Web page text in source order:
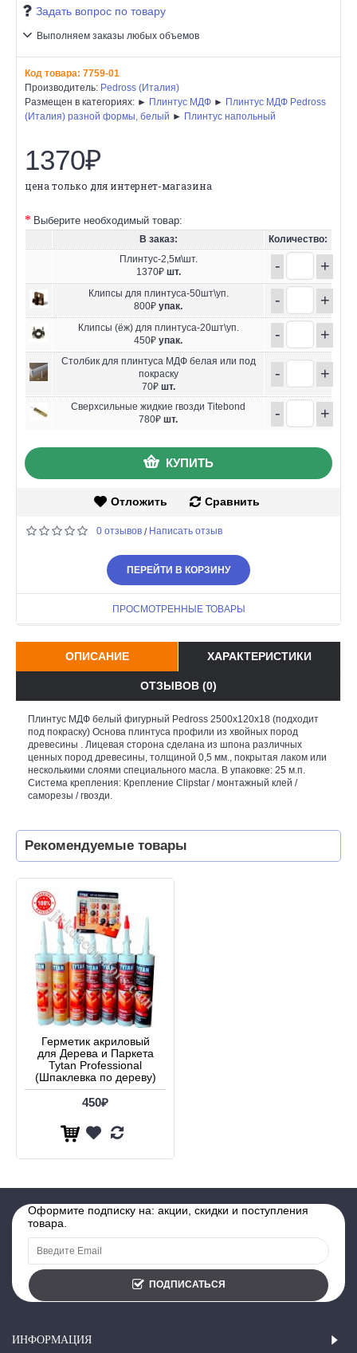
Задать вопрос по товару
Выполняем заказы любых объемов
Код товара: 7759-01
Производитель: Pedross (Италия)
Размещен в категориях: ► Плинтус МДФ ► Плинтус МДФ Pedross
(Италия) разной формы, белый ► Плинтус напольный
1370₽
цена только для интернет-магазина
Выберите необходимый товар:
В заказ:
Количество:
Плинтус-2,5м\шт.
1370₽ шт. - +
Клипсы для плинтуса-50шт\уп.
800₽ упак. - +
Клипсы (ёж) для плинтуса-20шт\уп.
450₽ упак. - +
Столбик для плинтуса МДФ белая или под
покраску
70₽ шт.
- +
Сверхсильные жидкие гвозди Titebond
780₽ шт. - +
КУПИТЬ
Отложить Сравнить
0 отзывов / Написать отзыв
ПЕРЕЙТИ В КОРЗИНУ
ПРОСМОТРЕННЫЕ ТОВАРЫ
ОПИСАНИЕ ХАРАКТЕРИСТИКИ
ОТЗЫВОВ (0)
Плинтус МДФ белый фигурный Pedross 2500х120х18 (подходит
под покраску) Основа плинтуса профили из хвойных пород
древесины . Лицевая сторона сделана из шпона различных
ценных пород древесины, толщиной 0,5 мм., покрытая лаком или
несколькими слоями специального масла. В упаковке: 25 м.п.
Система крепления: Крепление Clipstar / монтажный клей /
саморезы / гвозди.
Рекомендуемые товары
Герметик акриловый
для Дерева и Паркета
Tytan Professional
(Шпаклевка по дереву)
450₽
Оформите подписку на: акции, скидки и поступления
товара.
ПОДПИСАТЬСЯ
ИНФОРМАЦИЯ